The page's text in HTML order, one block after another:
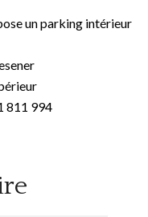
un parking intérieur
811 994